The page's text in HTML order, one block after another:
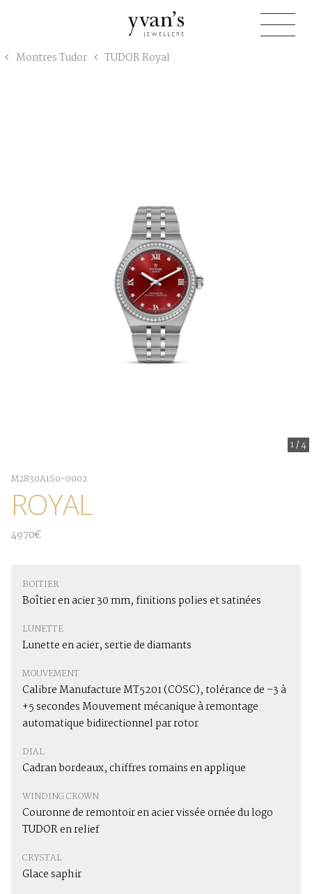
Jewellers
Montres Tudor TUDOR Royal
1/4
M2830A1S0-0002
ROYAL
4970€
BOITIER
Boîtier en acier 30 mm, finitions polies et satinées
LUNETTE
Lunette en acier, sertie de diamants
MOUVEMENT
Calibre Manufacture MT5201 (COSC), tolérance de –3 à
+5 secondes Mouvement mécanique à remontage
automatique bidirectionnel par rotor
DIAL
Cadran bordeaux, chiffres romains en applique
WINDING CROWN
Couronne de remontoir en acier vissée ornée du logo
TUDOR en relief
CRYSTAL
Glace saphir